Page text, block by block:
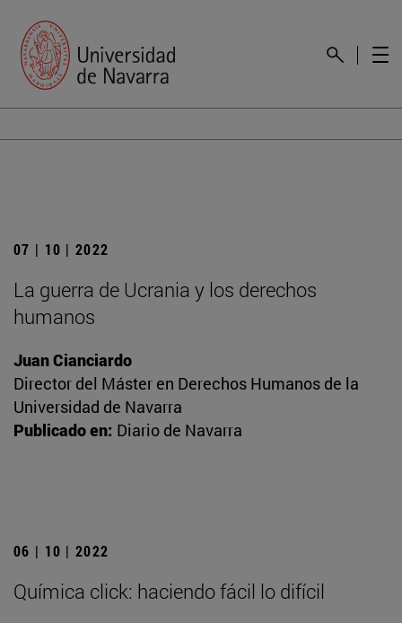
07 | 10 | 2022
La guerra de Ucrania y los derechos
humanos
Juan Cianciardo
Director del Máster en Derechos Humanos de la
Universidad de Navarra
Publicado en: Diario de Navarra
06 | 10 | 2022
Química click: haciendo fácil lo difícil